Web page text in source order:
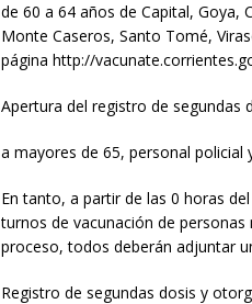
de 60 a 64 años de Capital, Goya,
Monte Caseros, Santo Tomé,
página http://
Apertura del registro de segundas
a mayores de 65, personal policial
En tanto, a partir de las 0 horas
turnos de vacunación de
proceso, todos deberán adjuntar
Registro de segundas dosis y